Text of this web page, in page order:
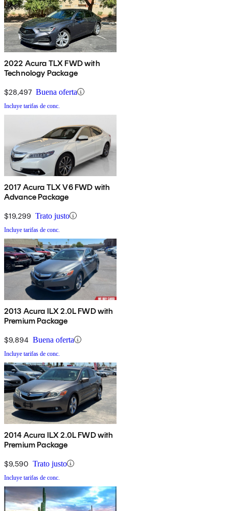
2022 Acura TLX FWD with
Technology Package
$28,497 Buena oferta
Incluye tarifas de conc.
2017 Acura TLX V6 FWD with
Advance Package
$19,299 Trato justo
Incluye tarifas de conc.
2013 Acura ILX 2.0L FWD with
Premium Package
$9,894 Buena oferta
Incluye tarifas de conc.
2014 Acura ILX 2.0L FWD with
Premium Package
$9,590 Trato justo
Incluye tarifas de conc.